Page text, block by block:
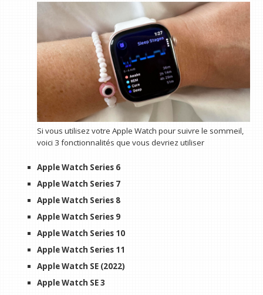
Si vous utilisez votre Apple Watch pour suivre le sommeil,
voici 3 fonctionnalités que vous devriez utiliser
Apple Watch Series 6
Apple Watch Series 7
Apple Watch Series 8
Apple Watch Series 9
Apple Watch Series 10
Apple Watch Series 11
Apple Watch SE (2022)
Apple Watch SE 3